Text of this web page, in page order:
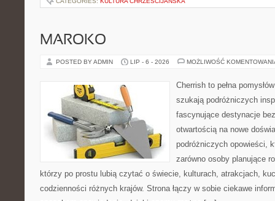
MAROKO
POSTED BY ADMIN LIP - 6 - 2026 MOŻLIWOŚĆ
Cherrish to pełna
szukają podróżniczych
fascynujące destynacje
otwartością na nowe
podróżniczych opowieści,
zarówno osoby planujące
którzy po prostu lubią czytać o świecie, kulturach, atrakcjach,
codzienności różnych krajów. Strona łączy w sobie ciekawe